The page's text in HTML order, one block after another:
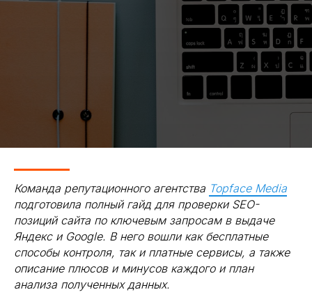
Команда репутационного агентства Topface Media
подготовила полный гайд для проверки SEO-
позиций сайта по ключевым запросам в выдаче
Яндекс и Google. В него вошли как бесплатные
способы контроля, так и платные сервисы, а также
описание плюсов и минусов каждого и план
анализа полученных данных.